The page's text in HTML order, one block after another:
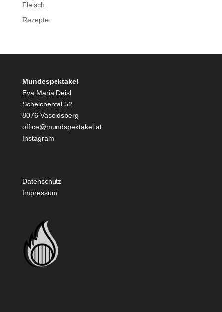
Fleisch
Rezepte
Mundespektakel
Eva Maria Deisl
Schelchental 52
8076 Vasoldsberg
office@mundspektakel.at
Instagram
Datenschutz
Impressum